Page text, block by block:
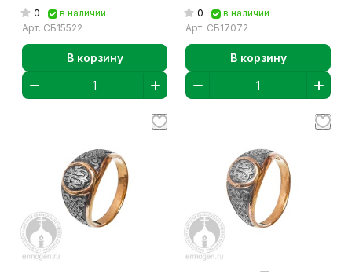
0
в наличии
Арт. СБ15522
В корзину
СБ17072
0
в наличии
Арт. СБ17072
В корзину